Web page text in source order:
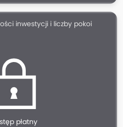
inwestycji i liczby pokoi
płatny